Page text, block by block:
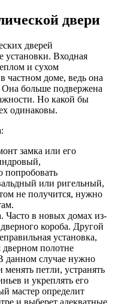
двери
дверей
установки. Входная
и сухом
частном доме, ведь она
Она больше подвержена
Но какой бы
одинаковы.
замка или его
попробовать
или ригельный,
не получится, нужно
Часто в новых домах из-
короба. Другой
установка,
дверном полотне
данном случае нужно
менять петли, устранять
и укреплять его
мастер определит
и выберет адекватные